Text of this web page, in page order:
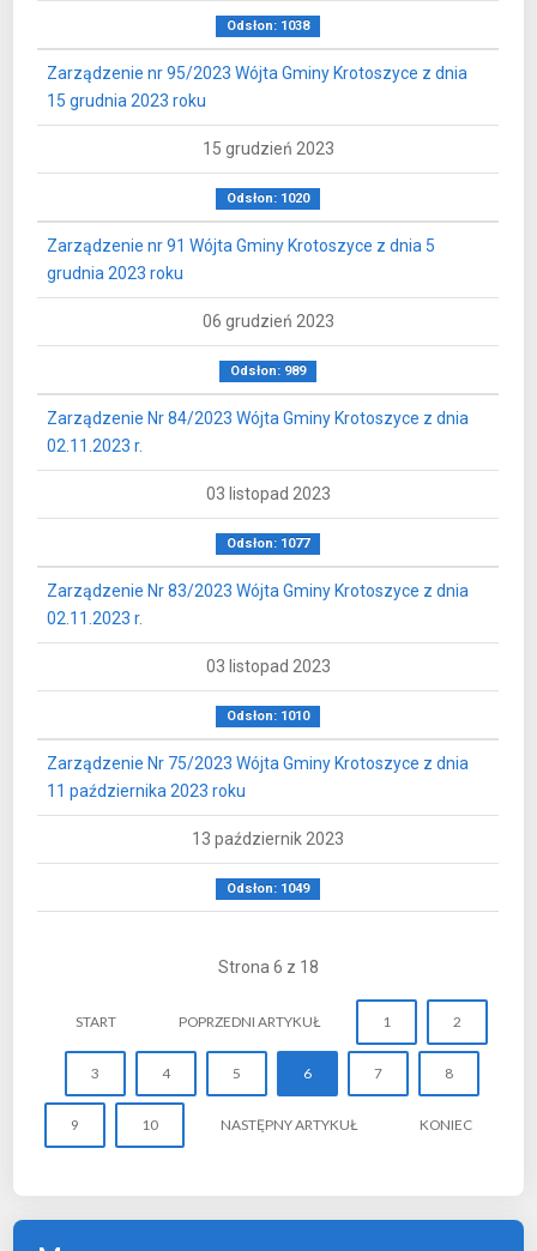
Odsłon: 1038
Zarządzenie nr 95/2023 Wójta Gminy Krotoszyce z dnia
15 grudnia 2023 roku
15 grudzień 2023
Odsłon: 1020
Zarządzenie nr 91 Wójta Gminy Krotoszyce z dnia 5
grudnia 2023 roku
06 grudzień 2023
Odsłon: 989
Zarządzenie Nr 84/2023 Wójta Gminy Krotoszyce z dnia
02.11.2023 r.
03 listopad 2023
Odsłon: 1077
Zarządzenie Nr 83/2023 Wójta Gminy Krotoszyce z dnia
02.11.2023 r.
03 listopad 2023
Odsłon: 1010
Zarządzenie Nr 75/2023 Wójta Gminy Krotoszyce z dnia
11 października 2023 roku
13 październik 2023
Odsłon: 1049
Strona 6 z 18
START POPRZEDNI ARTYKUŁ 1 2
3 4 5 6 7 8
9 10 NASTĘPNY ARTYKUŁ KONIEC